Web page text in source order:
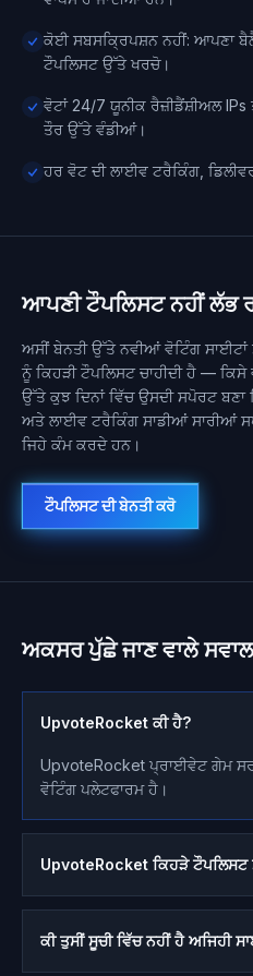
ਕੋਈ ਸਬਸਕ੍ਰਿਪਸ਼ਨ ਨਹੀਂ: ਆਪਣਾ
ਟੌਪਲਿਸਟ ਉੱਤੇ ਖਰਚੋ।
ਵੋਟਾਂ 24/7 ਯੂਨੀਕ ਰੈਜ਼ੀਡੈਂਸ਼ੀਅਲ
ਤੌਰ ਉੱਤੇ ਵੰਡੀਆਂ।
ਹਰ ਵੋਟ ਦੀ ਲਾਈਵ ਟਰੈਕਿੰਗ,
ਆਪਣੀ ਟੌਪਲਿਸਟ ਨਹੀਂ ਲੱਭ
ਅਸੀਂ ਬੇਨਤੀ ਉੱਤੇ ਨਵੀਆਂ ਵੋਟਿੰਗ ਸਾਈਟਾਂ
ਨੂੰ ਕਿਹੜੀ ਟੌਪਲਿਸਟ ਚਾਹੀਦੀ ਹੈ —
ਉੱਤੇ ਕੁਝ ਦਿਨਾਂ ਵਿੱਚ ਉਸਦੀ ਸਪੋਰਟ ਬਣਾ
ਅਤੇ ਲਾਈਵ ਟਰੈਕਿੰਗ ਸਾਡੀਆਂ ਸਾਰੀਆਂ
ਜਿਹੇ ਕੰਮ ਕਰਦੇ ਹਨ।
ਟੌਪਲਿਸਟ ਦੀ ਬੇਨਤੀ ਕਰੋ
ਅਕਸਰ ਪੁੱਛੇ ਜਾਣ ਵਾਲੇ ਸਵਾਲ
UpvoteRocket ਕੀ ਹੈ?
UpvoteRocket ਪ੍ਰਾਈਵੇਟ ਗੇਮ
ਵੋਟਿੰਗ ਪਲੇਟਫਾਰਮ ਹੈ।
UpvoteRocket ਕਿਹੜੇ ਟੌਪਲਿਸਟ
ਕੀ ਤੁਸੀਂ ਸੂਚੀ ਵਿੱਚ ਨਹੀਂ ਹੈ ਅਜਿਹੀ